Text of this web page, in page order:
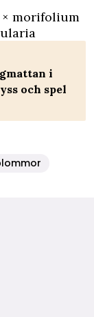
× morifolium
i
och spel